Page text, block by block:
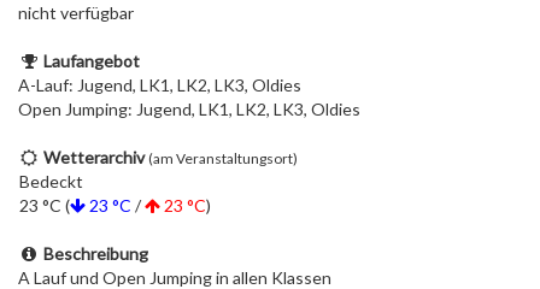
nicht verfügbar
Laufangebot
A-Lauf: Jugend, LK1, LK2, LK3, Oldies
Open Jumping: Jugend, LK1, LK2, LK3, Oldies
Wetterarchiv (am Veranstaltungsort)
Bedeckt
23 °C (
23 °C / 23 °C)
Beschreibung
A Lauf und Open Jumping in allen Klassen